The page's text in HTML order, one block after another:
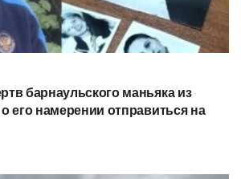
барнаульского маньяка из
его намерении отправиться на